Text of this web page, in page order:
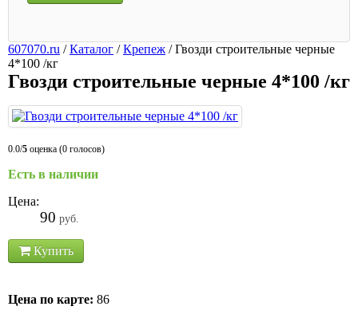
607070.ru /Каталог /Крепеж /Гвозди строительные черные
4*100 /кг
Гвозди строительные черные 4*100 /кг
0.0/5 оценка (0 голосов)
Есть в наличии
Цена:
90 руб.
Купить
Цена по карте: 86